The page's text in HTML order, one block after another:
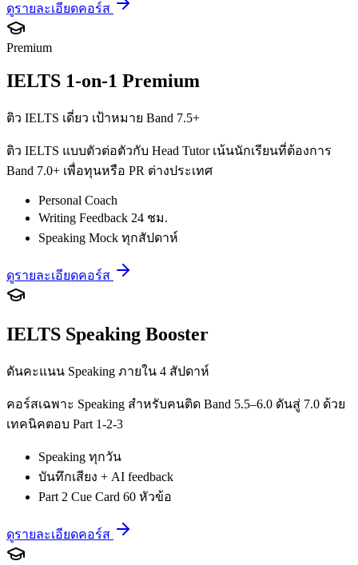
ดูรายละเอียดคอร์ส
Premium
IELTS 1-on-1 Premium
ติว IELTS เดี่ยว เป้าหมาย Band 7.5+
ติว IELTS แบบตัวต่อตัวกับ Head Tutor เน้นนักเรียนที่ต้องการ
Band 7.0+ เพื่อทุนหรือ PR ต่างประเทศ
Personal Coach
Writing Feedback 24 ชม.
Speaking Mock ทุกสัปดาห์
ดูรายละเอียดคอร์ส
IELTS Speaking Booster
ดันคะแนน Speaking ภายใน 4 สัปดาห์
คอร์สเฉพาะ Speaking สำหรับคนติด Band 5.5–6.0 ดันสู่ 7.0 ด้วย
เทคนิคตอบ Part 1-2-3
Speaking ทุกวัน
บันทึกเสียง + AI feedback
Part 2 Cue Card 60 หัวข้อ
ดูรายละเอียดคอร์ส